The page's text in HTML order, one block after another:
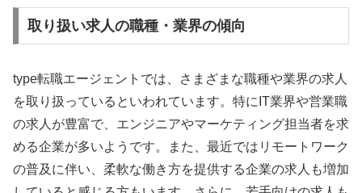
取り扱い求人の職種・業界の傾向
type転職エージェントでは、さまざまな職種や業界の求人
を取り扱っているといわれています。特にIT業界や営業職
の求人が豊富で、エンジニアやマーケティング担当者を求
める企業が多いようです。また、最近ではリモートワーク
の普及に伴い、柔軟な働き方を提供する企業の求人も増加